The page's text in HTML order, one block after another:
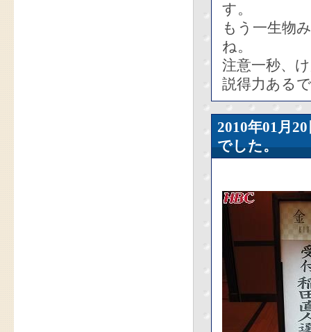
す。
もう一生物
ね。
注意一秒、
説得力ある
2010年01
でした。